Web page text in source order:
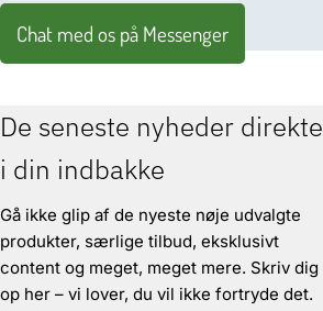
Chat med os på Messenger
De seneste nyheder direkte
i din indbakke
Gå ikke glip af de nyeste nøje udvalgte
produkter, særlige tilbud, eksklusivt
content og meget, meget mere. Skriv dig
op her – vi lover, du vil ikke fortryde det.